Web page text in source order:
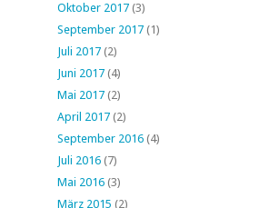
Oktober 2017 (3)
September 2017 (1)
Juli 2017 (2)
Juni 2017 (4)
Mai 2017 (2)
April 2017 (2)
September 2016 (4)
Juli 2016 (7)
Mai 2016 (3)
März 2015 (2)